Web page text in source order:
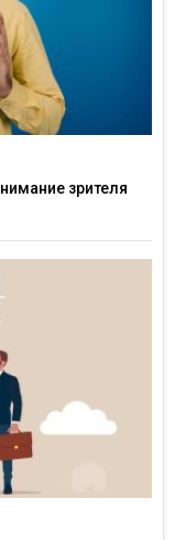
зрителя